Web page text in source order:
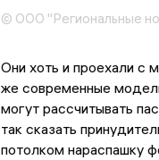
© ООО "Региональные
Они хоть и проехали с
же современные
могут рассчитывать
так сказать
потолком нараспашку